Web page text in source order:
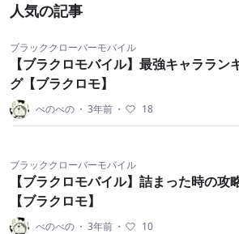
人気の記事
ブラッククローバーモバイル
【ブラクロモバイル】最強キャララン
グ【ブラクロモ】
べのべの ・ 3年前 ・ 18
ブラッククローバーモバイル
【ブラクロモバイル】詰まった時の攻
【ブラクロモ】
べのべの ・ 3年前 ・ 10